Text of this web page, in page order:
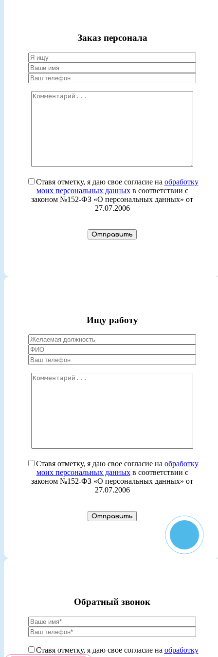
Заказ персонала
Ставя отметку, я даю свое согласие на обработку
моих персональных данныхв соответствии с
законом №152-ФЗ «О персональных данных» от
27.07.2006
Ищу работу
Ставя отметку, я даю свое согласие на обработку
моих персональных данныхв соответствии с
законом №152-ФЗ «О персональных данных» от
27.07.2006
Обратный звонок
Ставя отметку, я даю свое согласие на обработку